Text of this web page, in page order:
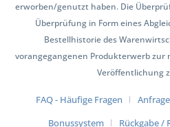
erworben/genutzt haben. Die
Überprüfung in Form eines
Bestellhistorie des
vorangegangenen Produkterwerb
Veröffentlichung
FAQ - Häufige Fragen
Bonussystem
Rückgabe /